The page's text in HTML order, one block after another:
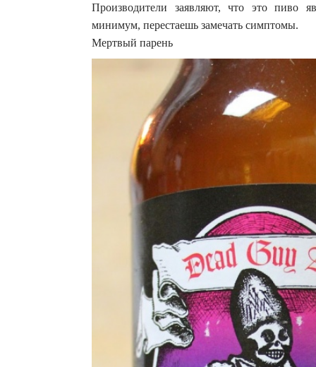
Производители заявляют, что это пиво
минимум, перестаешь замечать симптомы.
Мертвый парень